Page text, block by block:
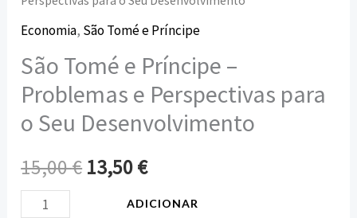
Economia, São Tomé e Príncipe
São Tomé e Príncipe –
Problemas e Perspectivas para
o Seu Desenvolvimento
15,00€ 13,50€
ADICIONAR